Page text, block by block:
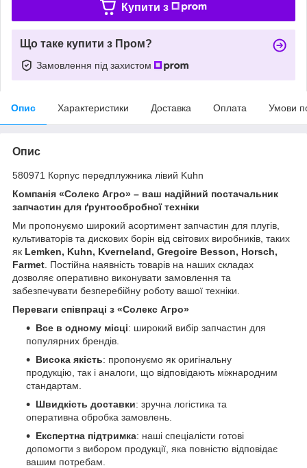
Купити з
Що таке купити з Пром?
Замовлення під захистом
Опис Характеристики Доставка Оплата Умови
Опис
580971 Корпус передплужника лівий Kuhn
Компанія «Солекс Агро» – ваш надійний постачальник
запчастин для ґрунтообробної техніки
Ми пропонуємо широкий асортимент запчастин для плугів,
культиваторів та дискових борін від світових виробників, таких
як Lemken, Kuhn, Kverneland, Gregoire Besson, Horsch,
Farmet . Постійна наявність товарів на наших складах
дозволяє оперативно виконувати замовлення та
забезпечувати безперебійну роботу вашої техніки.
Переваги співпраці з «Солекс Агро»
Все в одному місці: широкий вибір запчастин для
популярних брендів.
Висока якість: пропонуємо як оригінальну
продукцію, так і аналоги, що відповідають міжнародним
стандартам.
Швидкість доставки: зручна логістика та
оперативна обробка замовлень.
Експертна підтримка: наші спеціалісти готові
допомогти з вибором продукції, яка повністю відповідає
вашим потребам.